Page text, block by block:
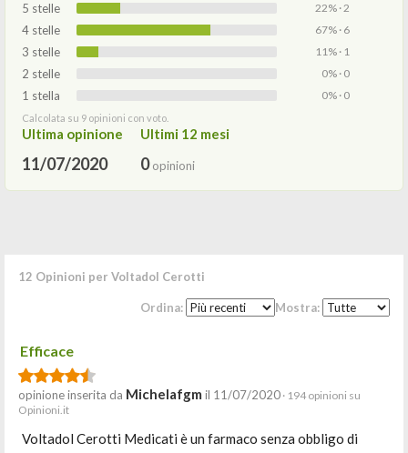
5 stelle 22% · 2
4 stelle 67% · 6
3 stelle 11% · 1
2 stelle 0% · 0
1 stella 0% · 0
Calcolata su 9 opinioni con voto.
Ultima opinione
11/07/2020
Ultimi 12 mesi
0opinioni
12 Opinioni per Voltadol Cerotti
Ordina: Mostra:
Efficace
opinione inserita da Michelafgm il 11/07/2020 · 194 opinioni su
Opinioni.it
Voltadol Cerotti Medicati è un farmaco senza obbligo di